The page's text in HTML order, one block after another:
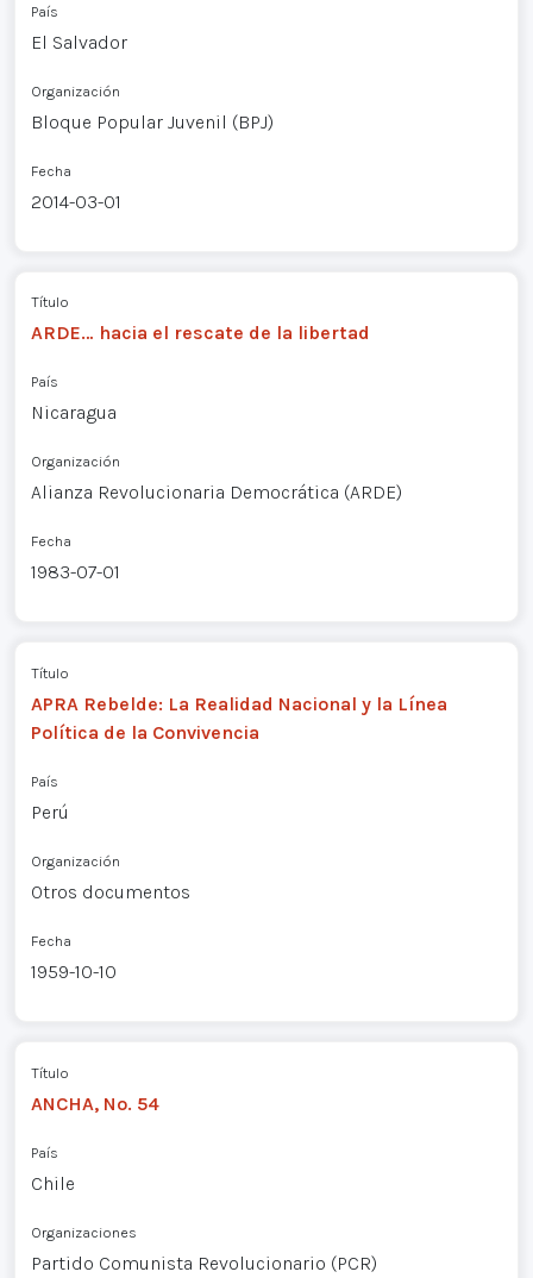
País
El Salvador
Organización
Bloque Popular Juvenil (BPJ)
Fecha
2014-03-01
Título
ARDE… hacia el rescate de la libertad
País
Nicaragua
Organización
Alianza Revolucionaria Democrática (ARDE)
Fecha
1983-07-01
Título
APRA Rebelde: La Realidad Nacional y la Línea
Política de la Convivencia
País
Perú
Organización
Otros documentos
Fecha
1959-10-10
Título
ANCHA, No. 54
País
Chile
Organizaciones
Partido Comunista Revolucionario (PCR)